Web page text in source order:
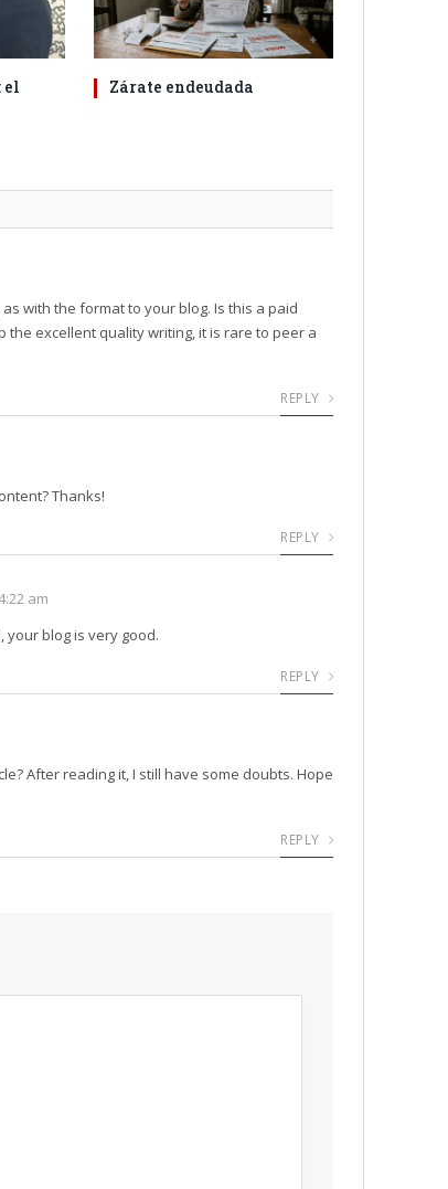
el
Zárate endeudada
with the format to your blog. Is this a paid
the excellent quality writing, it is rare to peer a
REPLY
Thanks!
REPLY
am
your blog is very good.
REPLY
After reading it, I still have some doubts. Hope
REPLY